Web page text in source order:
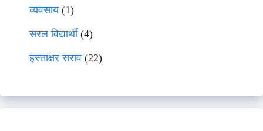
व्यवसाय(1)
सरल विद्यार्थी(4)
हस्ताक्षर सराव (22)